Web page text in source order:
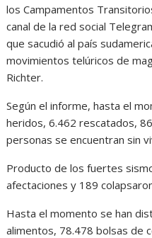
los Campamentos
canal de la red social
que sacudió al país
movimientos telúricos de
Richter.
Según el informe, hasta el
heridos, 6.462 rescatados,
personas se encuentran sin
Producto de los fuertes
afectaciones y 189
Hasta el momento se han
alimentos, 78.478 bolsas de